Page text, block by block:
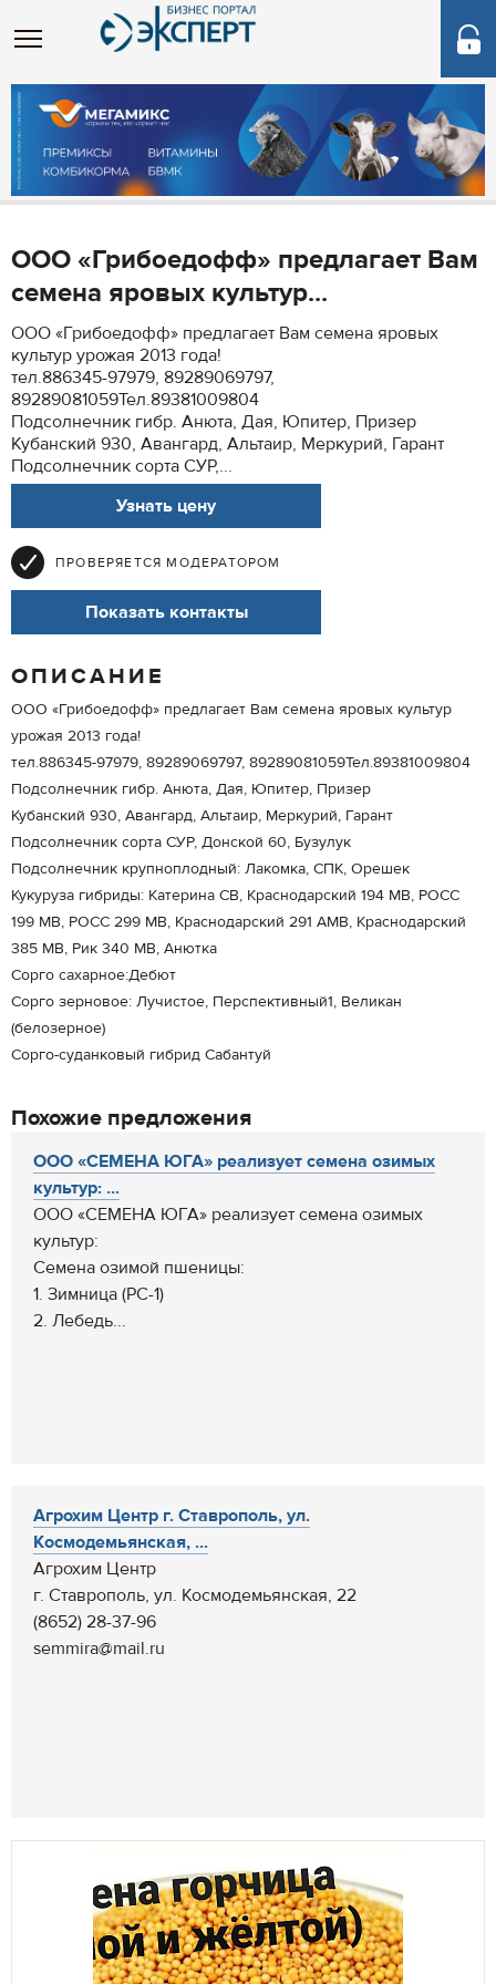
ООО «Грибоедофф» предлагает Вам
семена яровых культур...
ООО «Грибоедофф» предлагает Вам семена яровых
культур урожая 2013 года!
тел.886345-97979, 89289069797,
89289081059Тел.89381009804
Подсолнечник гибр. Анюта, Дая, Юпитер, Призер
Кубанский 930, Авангард, Альтаир, Меркурий, Гарант
Подсолнечник сорта СУР,...
Узнать цену
ПРОВЕРЯЕТСЯ МОДЕРАТОРОМ
Показать контакты
ОПИСАНИЕ
ООО «Грибоедофф» предлагает Вам семена яровых культур
урожая 2013 года!
тел.886345-97979, 89289069797, 89289081059Тел.89381009804
Подсолнечник гибр. Анюта, Дая, Юпитер, Призер
Кубанский 930, Авангард, Альтаир, Меркурий, Гарант
Подсолнечник сорта СУР, Донской 60, Бузулук
Подсолнечник крупноплодный: Лакомка, СПК, Орешек
Кукуруза гибриды: Катерина СВ, Краснодарский 194 МВ, РОСС
199 МВ, РОСС 299 МВ, Краснодарский 291 АМВ, Краснодарский
385 МВ, Рик 340 МВ, Анютка
Сорго сахарное:Дебют
Сорго зерновое: Лучистое, Перспективный1, Великан
(белозерное)
Сорго-суданковый гибрид Сабантуй
Похожие предложения
ООО «СЕМЕНА ЮГА» реализует семена озимых
культур: ...
ООО «СЕМЕНА ЮГА» реализует семена озимых
культур:
Семена озимой пшеницы:
1. Зимница (РС-1)
2. Лебедь...
Агрохим Центр г. Ставрополь, ул.
Космодемьянская, ...
Агрохим Центр
г. Ставрополь, ул. Космодемьянская, 22
(8652) 28-37-96
semmira@mail.ru